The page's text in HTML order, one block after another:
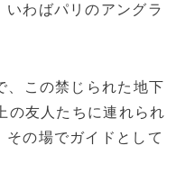
わばパリのアングラ
この禁じられた地下
の友人たちに連れられ
の場でガイドとして